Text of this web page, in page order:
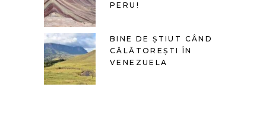
PERU!
BINE DE ȘTIUT CÂND
CĂLĂTOREȘTI ÎN
VENEZUELA